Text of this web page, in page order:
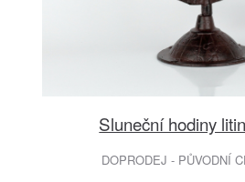
Sluneční hodiny
DOPRODEJ - PŮVODNÍ